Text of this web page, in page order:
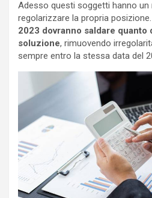
Adesso questi soggetti hanno
regolarizzare la propria posizione.
2023 dovranno saldare quanto
soluzione, rimuovendo
sempre entro la stessa data del